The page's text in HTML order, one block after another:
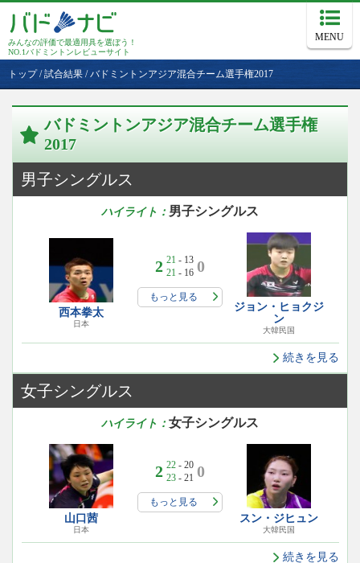
みんなの評価で最適用具を選ぼう！
NO.1バドミントンレビューサイト
MENU
トップ/試合結果 /バドミントンアジア混合チーム選手権2017
バドミントンアジア混合チーム選手権
2017
男子シングルス
ハイライト： 男子シングルス
西本拳太
日本
2 21 - 13
21 - 16 0
もっと見る
ジョン・ヒョクジ
ン
大韓民国
続きを見る
女子シングルス
ハイライト： 女子シングルス
山口茜
日本
2 22- 20
23- 21 0
もっと見る
スン・ジヒュン
大韓民国
続きを見る